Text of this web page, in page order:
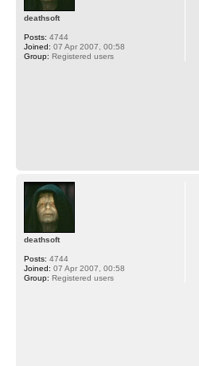
deathsoft
Posts: 4744
Joined: 07 Apr 2007, 00:58
Group: Registered users
deathsoft
Posts: 4744
Joined: 07 Apr 2007, 00:58
Group: Registered users